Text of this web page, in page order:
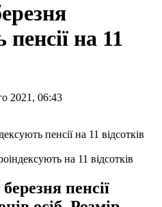
на 11
2021, 06:43
на 11 відсотків
пенсії